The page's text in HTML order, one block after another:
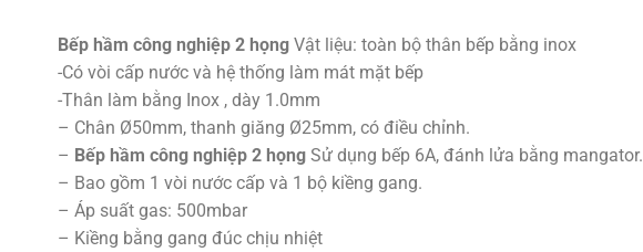
Bếp hầm công nghiệp 2 họng Vật liệu: toàn bộ thân bếp bằng inox
-Có vòi cấp nước và hệ thống làm mát mặt bếp
-Thân làm bằng Inox , dày 1.0mm
– Chân Ø50mm, thanh giăng Ø25mm, có điều chỉnh.
– Bếp hầm công nghiệp 2 họng Sử dụng bếp 6A, đánh lửa bằng mangator.
– Bao gồm 1 vòi nước cấp và 1 bộ kiềng gang.
– Áp suất gas: 500mbar
– Kiềng bằng gang đúc chịu nhiệt